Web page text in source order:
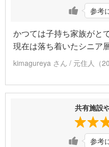
参考
かつては子持ち家族がと
現在は落ち着いたシニア
kimagureya さん / 元住人（
共有施設
参考